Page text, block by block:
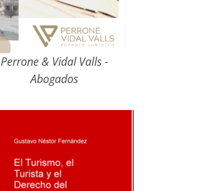
Perrone & Vidal Valls -
Abogados